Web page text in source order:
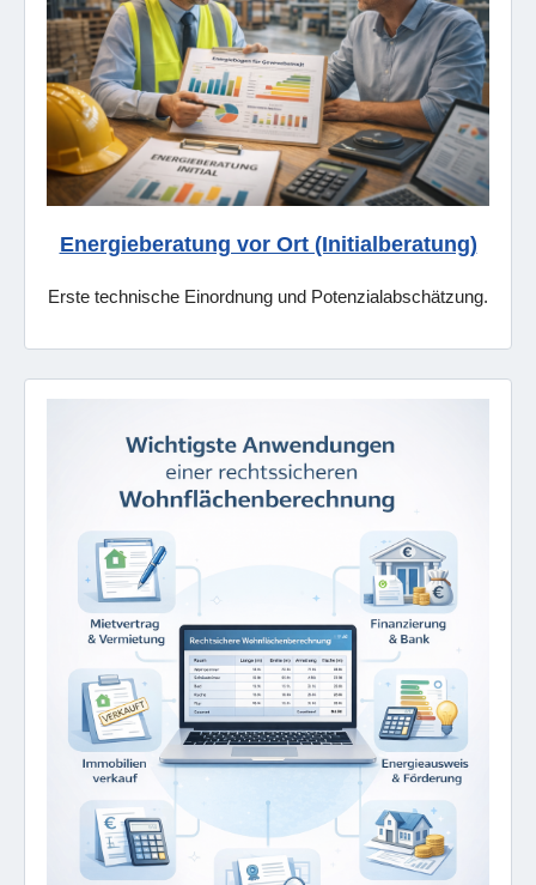
Energieberatung vor Ort (Initialberatung)
Erste technische Einordnung und Potenzialabschätzung.